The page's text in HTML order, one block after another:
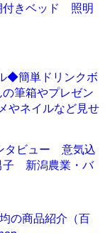
きベッド 照明
◆簡単ドリンクボ
筆箱やプレゼン
やネイルなど見せ
タビュー 意気込
新潟農業・バ
の商品紹介（百